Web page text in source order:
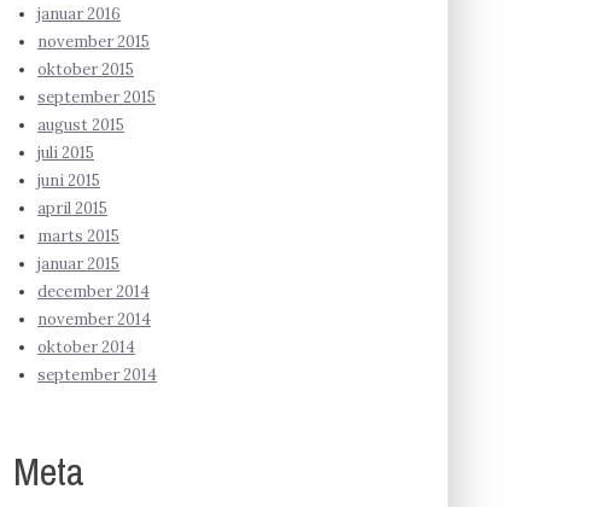
januar 2016
november 2015
oktober 2015
september 2015
august 2015
juli 2015
juni 2015
april 2015
marts 2015
januar 2015
december 2014
november 2014
oktober 2014
september 2014
Meta